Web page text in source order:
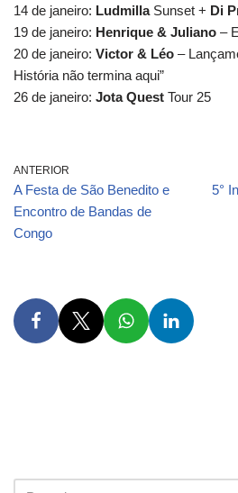
14 de janeiro: LudmillaSunset + Di
19 de janeiro: Henrique & Juliano –
20 de janeiro: Victor & Léo –
História não termina aqui”
26 de janeiro: Jota Quest Tour 25
ANTERIOR
A Festa de São Benedito e
Encontro de Bandas de
Congo
5°